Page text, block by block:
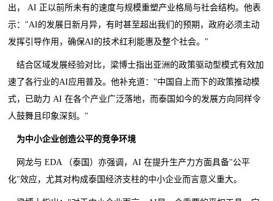
出， AI 正以前所未有的速度与规模重塑产业格局与社会结构。他表
示："AI的发展日新月异，有时甚至超出我们的预期，政府必须主动
发挥引导作用，确保AI的技术红利能惠及整个社会。"
结合区域发展经验对比，梁博士指出亚洲的政策驱动型模式有效加
速了各行业的AI应用普及。他补充道："中国自上而下的政策推动模
式，已助力 AI 在各个产业广泛落地，而泰国如今的发展方向同样令
人鼓舞且印象深刻。"
为中小企业创造公平的竞争环境
网龙与 EDA （泰国）亦强调，AI 在提升生产力方面具备"公平
化"效应，尤其对构成泰国经济支柱的中小企业而言意义重大。